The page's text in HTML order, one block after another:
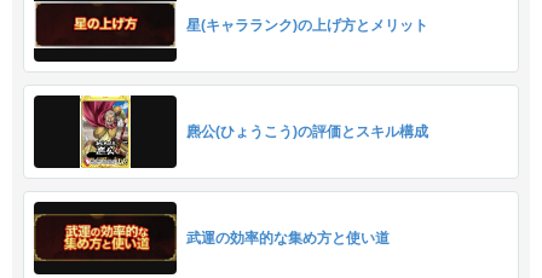
星(キャラランク)の上げ方とメリット
麃公(ひょうこう)の評価とスキル構成
武運の効率的な集め方と使い道